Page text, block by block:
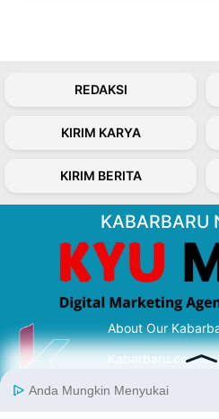
REDAKSI
KIRIM KARYA
KIRIM BERITA
KABARBARU
About Our
Kabarbaru.co
serta terverifikasi